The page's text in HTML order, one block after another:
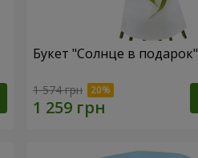
Букет "Солнце в подарок"
1 574 грн